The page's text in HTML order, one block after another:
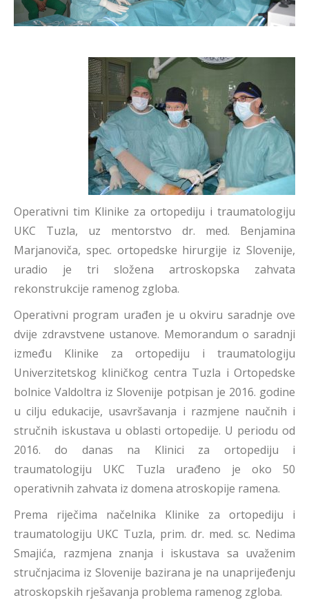
Operativni tim Klinike za ortopediju i traumatologiju
UKC Tuzla, uz mentorstvo dr. med. Benjamina
Marjanoviča, spec. ortopedske hirurgije iz Slovenije,
uradio je tri složena artroskopska zahvata
rekonstrukcije ramenog zgloba.
Operativni program urađen je u okviru saradnje ove
dvije zdravstvene ustanove. Memorandum o saradnji
između Klinike za ortopediju i traumatologiju
Univerzitetskog kliničkog centra Tuzla i Ortopedske
bolnice Valdoltra iz Slovenije potpisan je 2016. godine
u cilju edukacije, usavršavanja i razmjene naučnih i
stručnih iskustava u oblasti ortopedije. U periodu od
2016. do danas na Klinici za ortopediju i
traumatologiju UKC Tuzla urađeno je oko 50
operativnih zahvata iz domena atroskopije ramena.
Prema riječima načelnika Klinike za ortopediju i
traumatologiju UKC Tuzla, prim. dr. med. sc. Nedima
Smajića, razmjena znanja i iskustava sa uvaženim
stručnjacima iz Slovenije bazirana je na unaprijeđenju
atroskopskih rješavanja problema ramenog zgloba.